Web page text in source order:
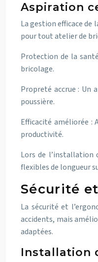
Aspiration
La gestion efficace
pour tout atelier de
Protection de la
bricolage.
Propreté accrue : Un
poussière.
Efficacité améliorée :
productivité.
Lors de l’installation
flexibles de longueur
Sécurité
La sécurité et
accidents, mais
adaptées.
Installation